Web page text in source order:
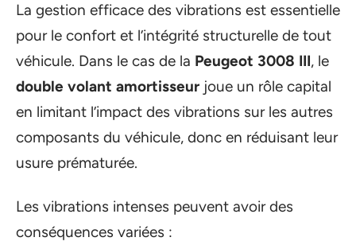
La gestion efficace des vibrations est essentielle
pour le confort et l’intégrité structurelle de tout
véhicule. Dans le cas de la Peugeot 3008 III, le
double volant amortisseur joue un rôle capital
en limitant l’impact des vibrations sur les autres
composants du véhicule, donc en réduisant leur
usure prématurée.
Les vibrations intenses peuvent avoir des
conséquences variées :